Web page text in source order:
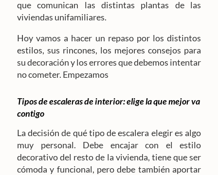
que comunican las distintas plantas de las
viviendas unifamiliares.
Hoy vamos a hacer un repaso por los distintos
estilos, sus rincones, los mejores consejos para
su decoración y los errores que debemos intentar
no cometer. Empezamos
Tipos de escaleras de interior: elige la que mejor va
contigo
La decisión de qué tipo de escalera elegir es algo
muy personal. Debe encajar con el estilo
decorativo del resto de la vivienda, tiene que ser
cómoda y funcional, pero debe también aportar